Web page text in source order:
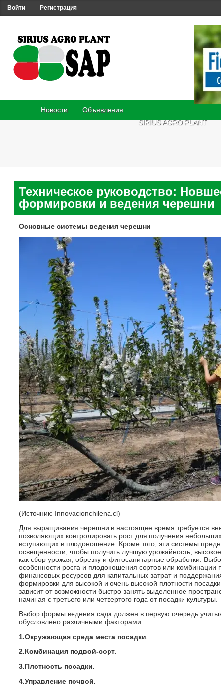
Войти Регистрация
Новости
Объявления
SIRIUS AGRO PLANT
Техническое руководство:
формировки и ведения черешни
Основные системы ведения черешни
(Источник: Innovacionchilena.cl)
Для выращивания черешни в настоящее время требуется
позволяющих контролировать рост для получения
вступающих в плодоношение. Кроме того, эти системы
освещенности, чтобы получить лучшую урожайность,
как сбор урожая, обрезку и фитосанитарные обработки.
особенности роста и плодоношения сортов или комбинации
финансовых ресурсов для капитальных затрат и
формировки для высокой и очень высокой плотности
зависит от возможности быстро занять выделенное
начиная с третьего или четвертого года от посадки культуры.
Выбор формы ведения сада должен в первую очередь
обусловлено различными факторами:
1.Окружающая среда места посадки.
2.Комбинация подвой-сорт.
3.Плотность посадки.
4.Управление почвой.